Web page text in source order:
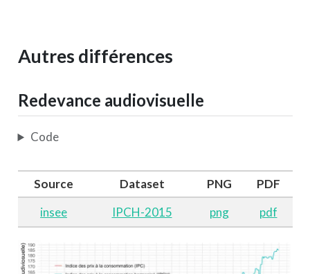
Autres différences
Redevance audiovisuelle
Code
Source Dataset PNG
PDF
insee
IPCH-2015 png pdf